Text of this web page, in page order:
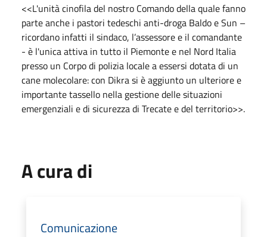
<<L'unità cinofila del nostro Comando della quale fanno
parte anche i pastori tedeschi anti-droga Baldo e Sun –
ricordano infatti il sindaco, l’assessore e il comandante
- è l'unica attiva in tutto il Piemonte e nel Nord Italia
presso un Corpo di polizia locale a essersi dotata di un
cane molecolare: con Dikra si è aggiunto un ulteriore e
importante tassello nella gestione delle situazioni
emergenziali e di sicurezza di Trecate e del territorio>>.
A cura di
Comunicazione